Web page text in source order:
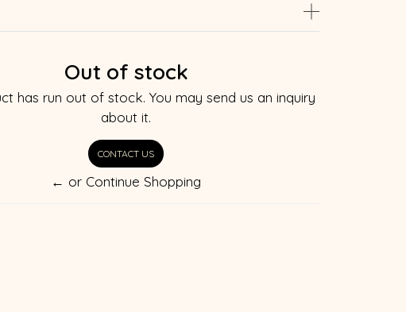
Out of stock
has run out of stock. You may send us an inquiry
about it.
CONTACT US
← or Continue Shopping